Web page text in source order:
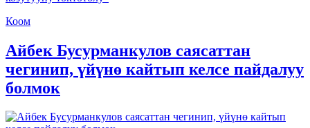
Коом
Айбек Бусурманкулов саясаттан
чегинип, үйүнө кайтып келсе пайдалуу
болмок